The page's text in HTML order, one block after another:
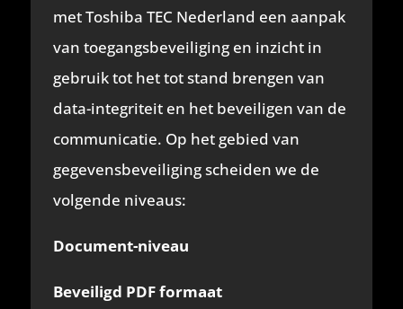
met Toshiba TEC Nederland een aanpak
van toegangsbeveiliging en inzicht in
gebruik tot het tot stand brengen van
data-integriteit en het beveiligen van de
communicatie. Op het gebied van
gegevensbeveiliging scheiden we de
volgende niveaus:
Document-niveau
Beveiligd PDF formaat